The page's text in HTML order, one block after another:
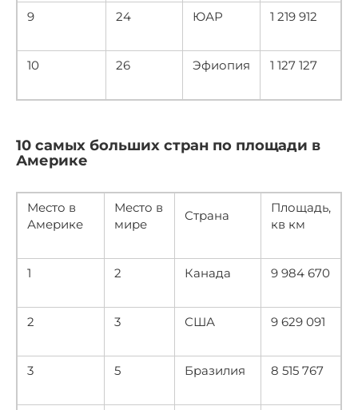
9 24 ЮАР 1 219 912
10 26 Эфиопия 1 127 127
10 самых больших стран по площади в
Америке
Место в
Америке
Место в
мире
Страна
Площадь,
кв км
1 2 Канада 9 984 670
2 3 США 9 629 091
3 5 Бразилия 8 515 767